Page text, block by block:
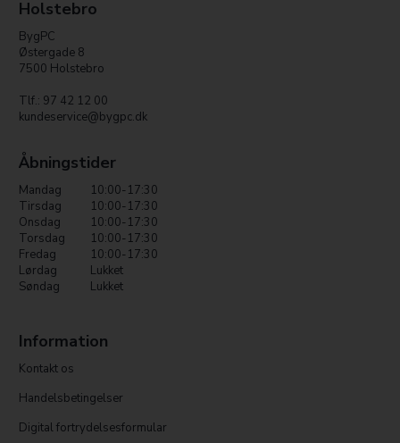
Holstebro
BygPC
Østergade 8
7500 Holstebro
Tlf.: 97 42 12 00
kundeservice@bygpc.dk
Åbningstider
Mandag
10:00-17:30
Tirsdag
10:00-17:30
Onsdag
10:00-17:30
Torsdag
10:00-17:30
Fredag
10:00-17:30
Lørdag
Lukket
Søndag
Lukket
Information
Kontakt os
Handelsbetingelser
Digital fortrydelsesformular